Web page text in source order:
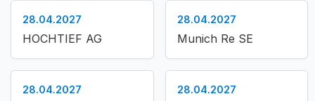
28.04.2027
HOCHTIEF AG
28.04.2027
Munich Re SE
28.04.2027 28.04.2027